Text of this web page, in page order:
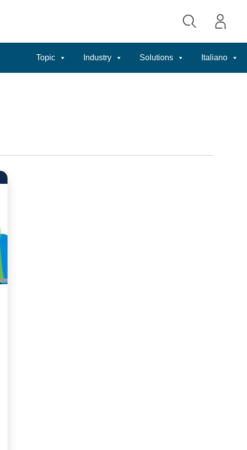
Topic Industry Solutions Italiano